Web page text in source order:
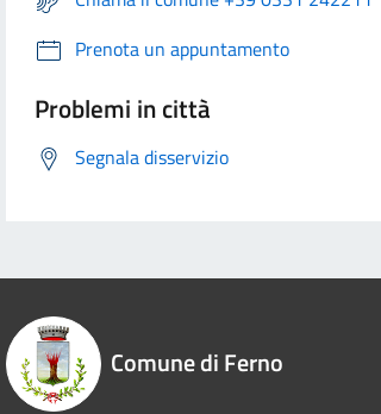
Prenota un appuntamento
Problemi in città
Segnala disservizio
Comune di Ferno